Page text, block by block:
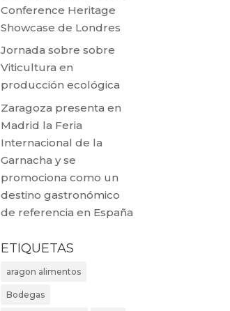
Conference Heritage
Showcase de Londres
Jornada sobre sobre
Viticultura en
producción ecológica
Zaragoza presenta en
Madrid la Feria
Internacional de la
Garnacha y se
promociona como un
destino gastronómico
de referencia en España
ETIQUETAS
aragon alimentos
Bodegas